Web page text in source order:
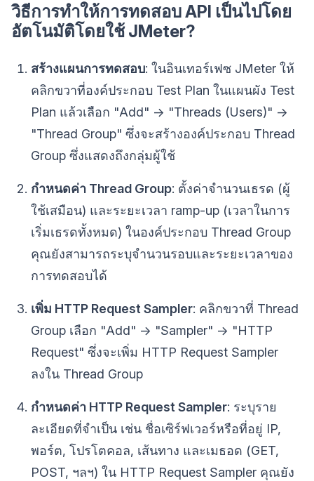
วิธีการทำให้การทดสอบ API เป็นไปโดย
อัตโนมัติโดยใช้ JMeter?
สร้างแผนการทดสอบ: ในอินเทอร์เฟซ JMeter ให้
คลิกขวาที่องค์ประกอบ Test Plan ในแผนผัง Test
Plan แล้วเลือก "Add" -> "Threads (Users)" ->
"Thread Group" ซึ่งจะสร้างองค์ประกอบ Thread
Group ซึ่งแสดงถึงกลุ่มผู้ใช้
กำหนดค่า Thread Group: ตั้งค่าจำนวนเธรด (ผู้
ใช้เสมือน) และระยะเวลา ramp-up (เวลาในการ
เริ่มเธรดทั้งหมด) ในองค์ประกอบ Thread Group
คุณยังสามารถระบุจำนวนรอบและระยะเวลาของ
การทดสอบได้
เพิ่ม HTTP Request Sampler: คลิกขวาที่ Thread
Group เลือก "Add" -> "Sampler" -> "HTTP
Request" ซึ่งจะเพิ่ม HTTP Request Sampler
ลงใน Thread Group
กำหนดค่า HTTP Request Sampler: ระบุราย
ละเอียดที่จำเป็น เช่น ชื่อเซิร์ฟเวอร์หรือที่อยู่ IP,
พอร์ต, โปรโตคอล, เส้นทาง และเมธอด (GET,
POST, ฯลฯ) ใน HTTP Request Sampler คุณยัง